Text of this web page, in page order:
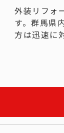
外装リフォ
す。群馬県
方は迅速に